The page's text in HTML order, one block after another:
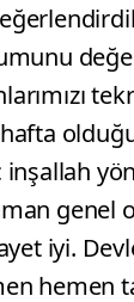
genel
iyi.
hemen